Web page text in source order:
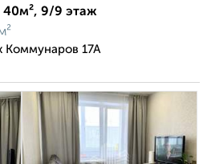
40м², 9/9 этаж
Коммунаров 17А